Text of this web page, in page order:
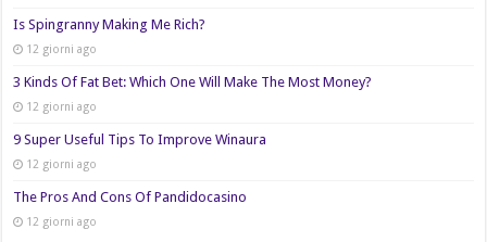
Is Spingranny Making Me Rich?
12 giorni ago
3 Kinds Of Fat Bet: Which One Will Make The Most Money?
12 giorni ago
9 Super Useful Tips To Improve Winaura
12 giorni ago
The Pros And Cons Of Pandidocasino
12 giorni ago